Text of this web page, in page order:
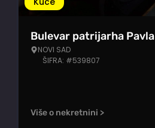
Bulevar patrijarha Pavla
NOVI SAD
ŠIFRA: #539807
Više o nekretnini >